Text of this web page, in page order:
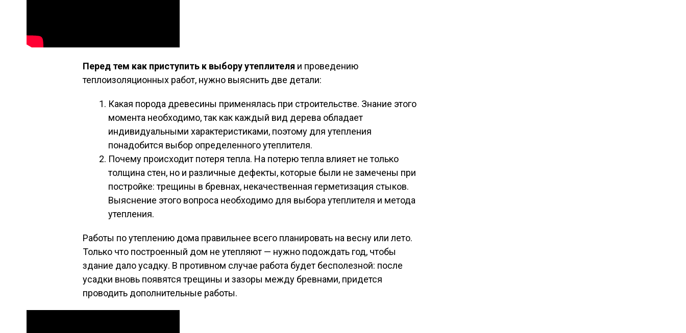
Перед тем как приступить к выбору утеплителя и проведению
теплоизоляционных работ, нужно выяснить две детали:
Какая порода древесины применялась при строительстве. Знание этого
момента необходимо, так как каждый вид дерева обладает
индивидуальными характеристиками, поэтому для утепления
понадобится выбор определенного утеплителя.
Почему происходит потеря тепла. На потерю тепла влияет не только
толщина стен, но и различные дефекты, которые были не замечены при
постройке: трещины в бревнах, некачественная герметизация стыков.
Выяснение этого вопроса необходимо для выбора утеплителя и метода
утепления.
Работы по утеплению дома правильнее всего планировать на весну или лето.
Только что построенный дом не утепляют — нужно подождать год, чтобы
здание дало усадку. В противном случае работа будет бесполезной: после
усадки вновь появятся трещины и зазоры между бревнами, придется
проводить дополнительные работы.